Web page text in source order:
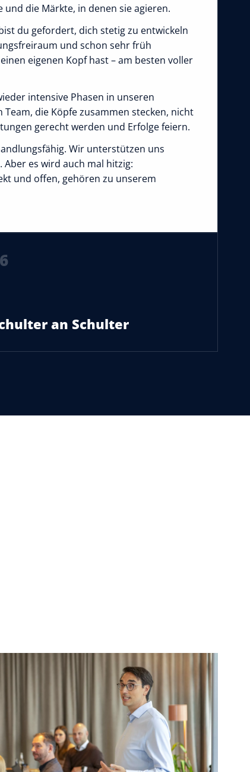
die Märkte, in denen sie agieren.
du gefordert, dich stetig zu entwickeln
und schon sehr früh
eigenen Kopf hast – am besten voller
intensive Phasen in unseren
die Köpfe zusammen stecken, nicht
gerecht werden und Erfolge feiern.
Wir unterstützen uns
es wird auch mal hitzig:
und offen, gehören zu unserem
an Schulter